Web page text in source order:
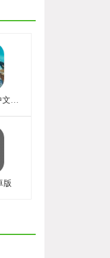
木筏求生手机版中文版正版
版